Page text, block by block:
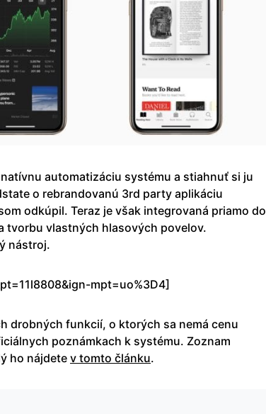
automatizáciu systému a stiahnuť si ju
o rebrandovanú 3rd party aplikáciu
odkúpil. Teraz je však integrovaná priamo do
tvorbu vlastných hlasových povelov.
nástroj.
mpt=uo%3D4]
drobných funkcií, o ktorých sa nemá cenu
poznámkach k systému. Zoznam
ho nájdetev tomto článku.